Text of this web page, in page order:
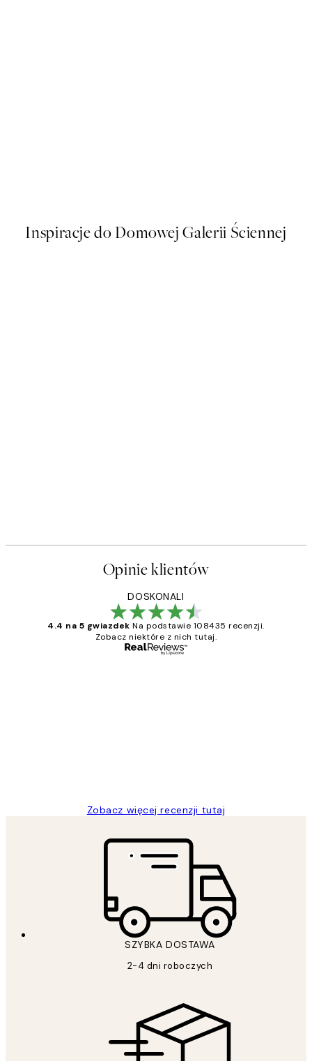
Inspiracje do Domowej Galerii Ściennej
Opinie klientów
DOSKONALI
4.4 na 5 gwiazdek Na podstawie 108435 recenzji.
Zobacz niektóre z nich tutaj.
Zobacz więcej recenzji tutaj
SZYBKA DOSTAWA
2-4 dni roboczych